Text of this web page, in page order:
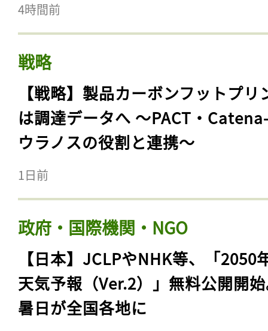
4時間前
戦略
【戦略】製品カーボンフットプリ
は調達データへ 〜PACT・
ウラノスの役割と連携〜
1日前
政府・国際機関・NGO
【日本】JCLPやNHK等、「2050
天気予報（Ver.2）」無料公開開
暑日が全国各地に